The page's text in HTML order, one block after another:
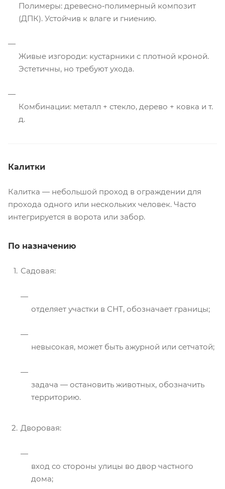
Полимеры: древесно‑полимерный композит
(ДПК). Устойчив к влаге и гниению.
Живые изгороди: кустарники с плотной кроной.
Эстетичны, но требуют ухода.
Комбинации: металл + стекло, дерево + ковка и т.
д.
Калитки
Калитка — небольшой проход в ограждении для
прохода одного или нескольких человек. Часто
интегрируется в ворота или забор.
По назначению
Садовая:
отделяет участки в СНТ, обозначает границы;
невысокая, может быть ажурной или сетчатой;
задача — остановить животных, обозначить
территорию.
Дворовая:
вход со стороны улицы во двор частного
дома;